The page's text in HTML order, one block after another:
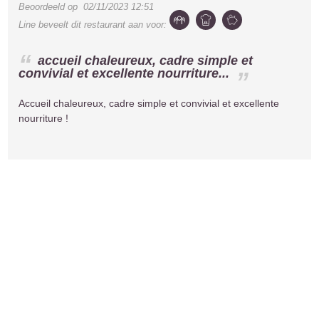
Beoordeeld op02/11/2023 12:51
Line beveelt dit restaurant aan voor:
accueil chaleureux, cadre simple et
convivial et excellente nourriture...
Accueil chaleureux, cadre simple et convivial et excellente
nourriture !